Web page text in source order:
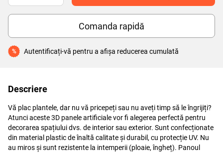
Comanda rapidă
% Autentificați-vă pentru a afișa reducerea cumulată
Descriere
Vă plac plantele, dar nu vă pricepeți sau nu aveți timp să le îngrijiți?
Atunci aceste 3D panele artificiale vor fi alegerea perfectă pentru
decorarea spațiului dvs. de interior sau exterior. Sunt confecționate
din material plastic de înaltă calitate și durabil, cu protecție UV. Nu
au miros și sunt rezistente la intemperii (ploaie, îngheț). Panoul